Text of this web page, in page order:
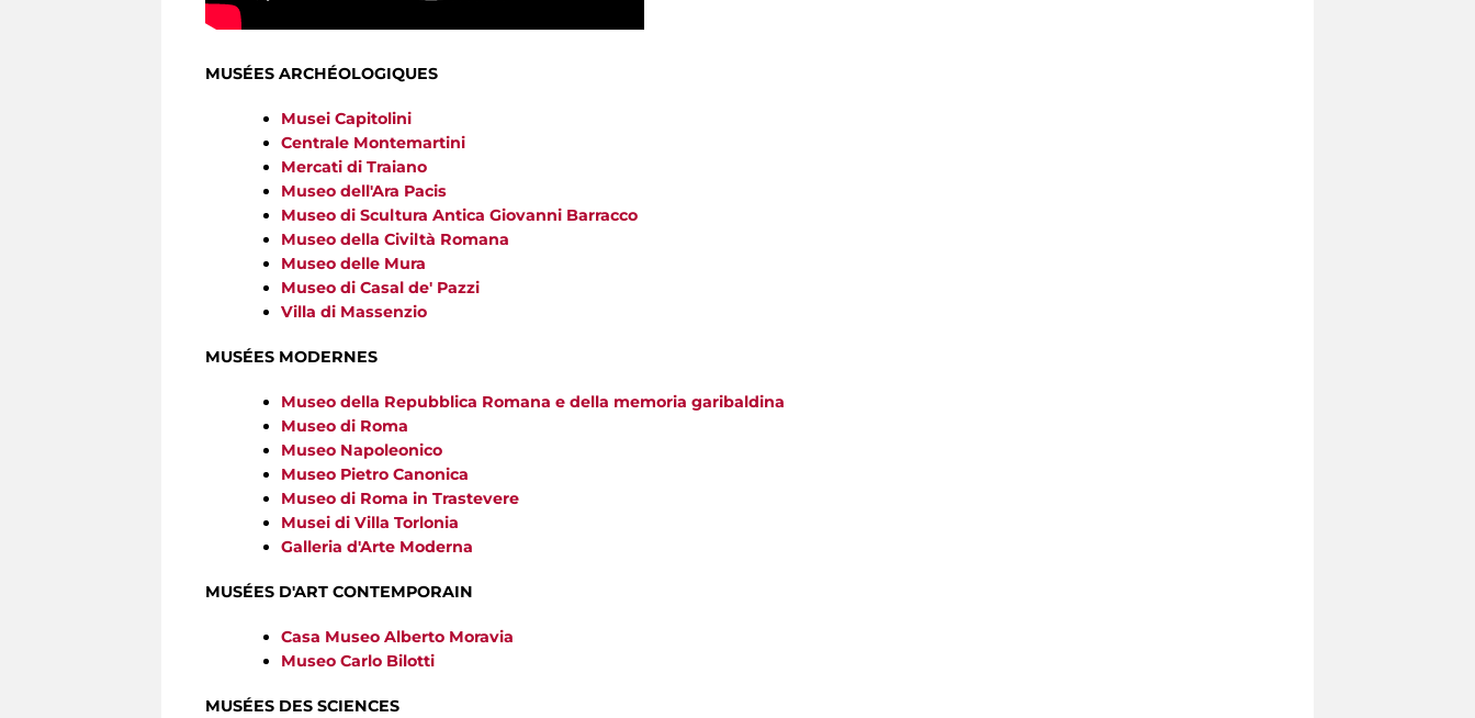
MUSÉES ARCHÉOLOGIQUES
Musei Capitolini
Centrale Montemartini
Mercati di Traiano
Museo dell'Ara Pacis
Museo di Scultura Antica Giovanni Barracco
Museo della Civiltà Romana
Museo delle Mura
Museo di Casal de' Pazzi
Villa di Massenzio
MUSÉES MODERNES
Museo della Repubblica Romana e della memoria garibaldina
Museo di Roma
Museo Napoleonico
Museo Pietro Canonica
Museo di Roma in Trastevere
Musei di Villa Torlonia
Galleria d'Arte Moderna
MUSÉES D'ART CONTEMPORAIN
Casa Museo Alberto Moravia
Museo Carlo Bilotti
MUSÉES DES SCIENCES